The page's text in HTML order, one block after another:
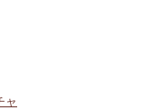
ャ